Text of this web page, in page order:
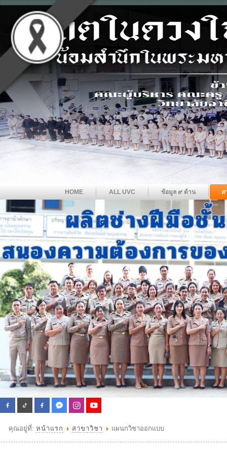
HOME ALL UVC ข้อมูล ๙ ด้าน ส
คุณอยู่ที่: หน้าแรก สาขาวิชา แผนกวิชาออกแบบ